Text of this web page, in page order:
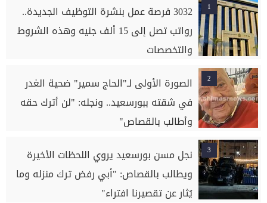
1
3032 فرصة عمل بنشرة التوظيف الجديدة..
رواتب تصل إلى 15 ألف جنيه وهذه الشروط
والتخصصات
2
الصورة الأولى لـ"الحاج سمير" ضحية الغدر
في شقته ببورسعيد.. ونجله: "لن أترك حقه
وأطالب بالقصاص"
3
نجل مسن بورسعيد يروي اللحظات الأخيرة
ويطالب بالقصاص: "أبي رفض ترك منزله وما
يُثار عن تقصيرنا افتراء"